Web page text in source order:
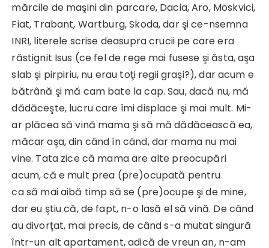
mărcile de maşini din parcare, Dacia, Aro, Moskvici,
Fiat, Trabant, Wartburg, Skoda, dar şi ce-nsemna
INRI, literele scrise deasupra crucii pe care era
răstignit Isus (ce fel de rege mai fusese şi ăsta, aşa
slab şi pirpiriu, nu erau toţi regii graşi?), dar acum e
bătrână şi mă cam bate la cap. Sau, dacă nu, mă
dădăceşte, lucru care îmi displace şi mai mult. Mi-
ar plăcea să vină mama şi să mă dădăcească ea,
măcar aşa, din când în când, dar mama nu mai
vine. Tata zice că mama are alte preocupări
acum, că e mult prea (pre)ocupată pentru
ca să mai aibă timp să se (pre)ocupe şi de mine,
dar eu ştiu că, de fapt, n-o lasă el să vină. De când
au divorţat, mai precis, de când s-a mutat singură
într-un alt apartament, adică de vreun an, n-am